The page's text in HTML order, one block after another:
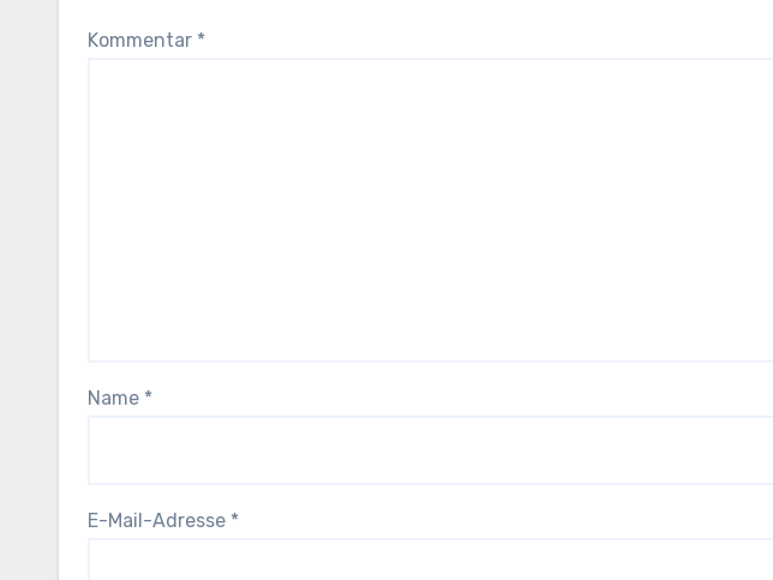
Kommentar *
Name *
E-Mail-Adresse *